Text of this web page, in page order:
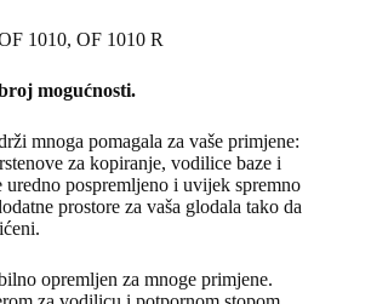
1010, OF 1010 R
mogućnosti.
mnoga pomagala za vaše primjene:
za kopiranje, vodilice baze i
uredno pospremljeno i uvijek spremno
prostore za vaša glodala tako da
opremljen za mnoge primjene.